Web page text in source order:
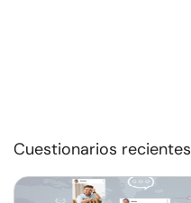
Cuestionarios recientes